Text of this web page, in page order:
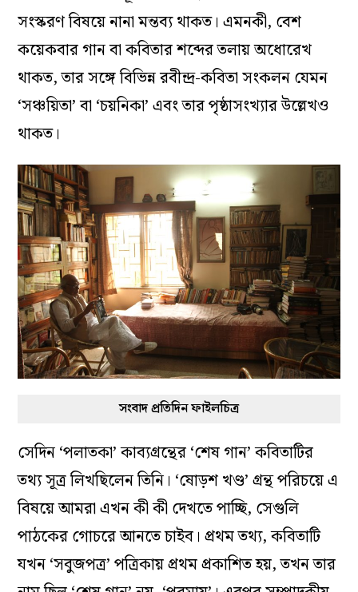
সংস্করণ বিষয়ে নানা মন্তব‌্য থাকত। এমনকী, বেশ
কয়েকবার গান বা কবিতার শব্দের তলায় অধোরেখ
থাকত, তার সঙ্গে বিভিন্ন রবীন্দ্র-কবিতা সংকলন যেমন
‘সঞ্চয়িতা’ বা ‘চয়নিকা’ এবং তার পৃষ্ঠাসংখ‌্যার উল্লেখও
থাকত।
সংবাদ প্রতিদিন ফাইলচিত্র
সেদিন ‘পলাতকা’ কাব‌্যগ্রন্থের ‘শেষ গান’ কবিতাটির
তথ‌্য সূত্র লিখছিলেন তিনি। ‘ষোড়শ খণ্ড’ গ্রন্থ পরিচয়ে এ
বিষয়ে আমরা এখন কী কী দেখতে পাচ্ছি, সেগুলি
পাঠকের গোচরে আনতে চাইব। প্রথম তথ‌্য, কবিতাটি
যখন ‘সবুজপত্র’ পত্রিকায় প্রথম প্রকাশিত হয়, তখন তার